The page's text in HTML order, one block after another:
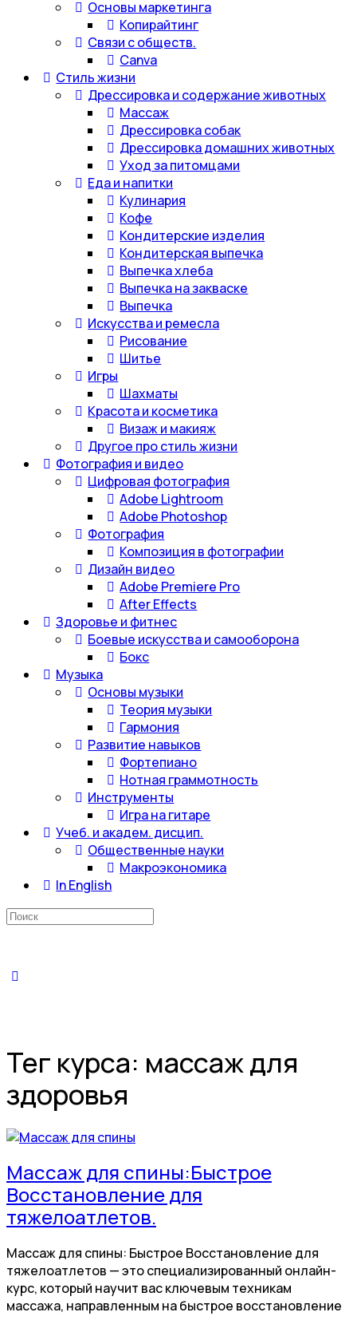
Основы маркетинга
Копирайтинг
Связи с обществ.
Canva
Стиль жизни
Дрессировка и содержание животных
Массаж
Дрессировка собак
Дрессировка домашних животных
Уход за питомцами
Еда и напитки
Кулинария
Кофе
Кондитерские изделия
Кондитерская выпечка
Выпечка хлеба
Выпечка на закваске
Выпечка
Искусства и ремесла
Рисование
Шитье
Игры
Шахматы
Красота и косметика
Визаж и макияж
Другое про стиль жизни
Фотография и видео
Цифровая фотография
Adobe Lightroom
Adobe Photoshop
Фотография
Композиция в фотографии
Дизайн видео
Adobe Premiere Pro
After Effects
Здоровье и фитнес
Боевые искусства и самооборона
Бокс
Музыка
Основы музыки
Теория музыки
Гармония
Развитие навыков
Фортепиано
Нотная граммотность
Инструменты
Игра на гитаре
Учеб. и академ. дисцип.
Общественные науки
Макроэкономика
In English
Искать:
Тег курса: массаж для
здоровья
Массаж для спины:Быстрое
Восстановление для
тяжелоатлетов.
Массаж для спины: Быстрое Восстановление для
тяжелоатлетов — это специализированный онлайн-
курс, который научит вас ключевым техникам
массажа, направленным на быстрое восстановление